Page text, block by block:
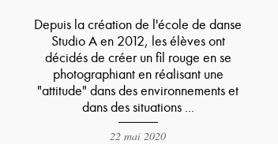
Depuis la création de l'école de danse
Studio A en 2012, les élèves ont
décidés de créer un fil rouge en se
photographiant en réalisant une
"attitude" dans des environnements et
dans des situations ...
22 mai 2020